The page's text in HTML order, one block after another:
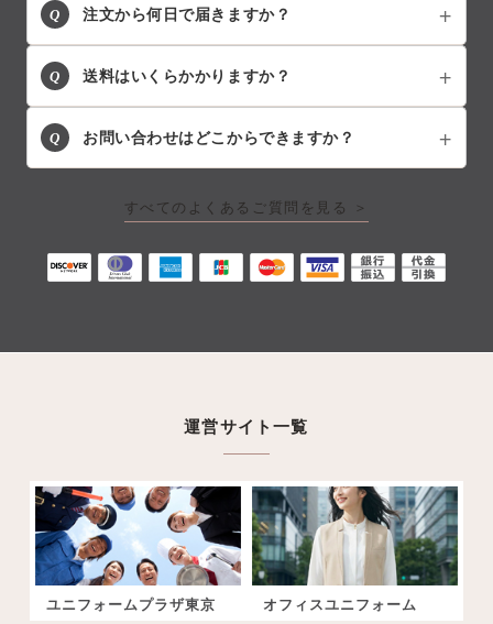
Q 注文から何日で届きますか？
Q 送料はいくらかかりますか？
Q お問い合わせはどこからできますか？
すべてのよくあるご質問を見る ＞
運営サイト一覧
ユニフォームプラザ東京 オフィスユニフォーム